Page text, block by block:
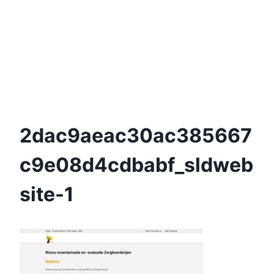
2dac9aeac30ac385667
C9e08d4cdbabf_sldweb
Site-1